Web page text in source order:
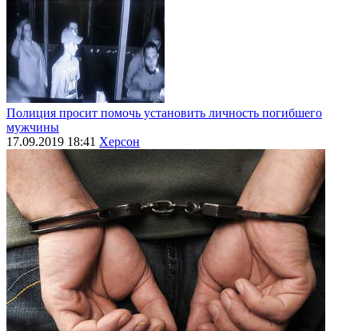
Полиция просит помочь установить личность погибшего
мужчины
17.09.2019 18:41 Херсон